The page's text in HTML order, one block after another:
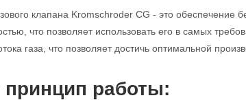
клапана Kromschroder CG - это обеспечение
что позволяет использовать его в самых
газа, что позволяет достичь оптимальной
работы: